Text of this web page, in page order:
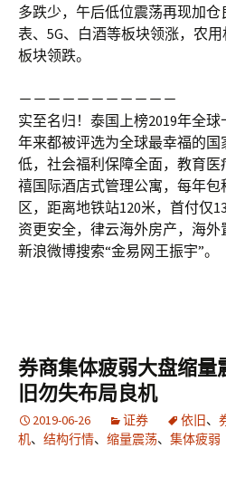
多跌少，午后低位震荡再现加
表、5G、白酒等板块领涨，农
板块领跌。
－－－－－－－－－－－
实至名归！泰国上榜2019年全
年来都被评选为全球最幸福的
低，社会福利保障全面，教育
禧国际酒店式管理公寓，每年
区，距离地铁站120米，首付仅
资更安全，律云海外房产，海
新浪微博搜索“金易网王振宇”。
券商集体疲弱大盘缩量
旧勿失布局良机
2019-06-26 证券 依旧、
机、 结构行情、 缩量震荡、 集体疲弱